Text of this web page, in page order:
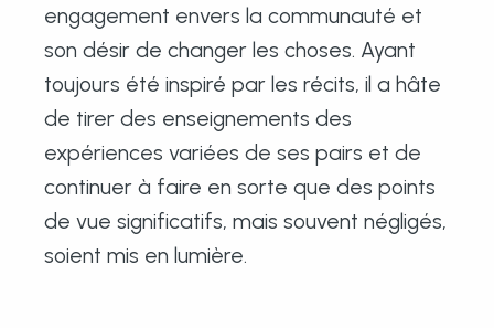
engagement envers la communauté et
son désir de changer les choses. Ayant
toujours été inspiré par les récits, il a hâte
de tirer des enseignements des
expériences variées de ses pairs et de
continuer à faire en sorte que des points
de vue significatifs, mais souvent négligés,
soient mis en lumière.